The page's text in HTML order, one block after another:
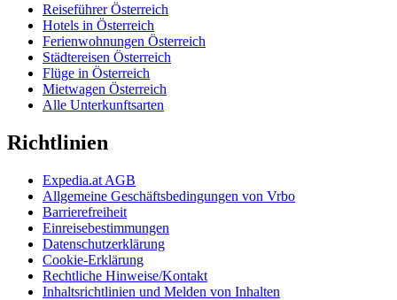
Reiseführer Österreich
Hotels in Österreich
Ferienwohnungen Österreich
Städtereisen Österreich
Flüge in Österreich
Mietwagen Österreich
Alle Unterkunftsarten
Richtlinien
Expedia.at AGB
Allgemeine Geschäftsbedingungen von Vrbo
Barrierefreiheit
Einreisebestimmungen
Datenschutzerklärung
Cookie-Erklärung
Rechtliche Hinweise/Kontakt
Inhaltsrichtlinien und Melden von Inhalten